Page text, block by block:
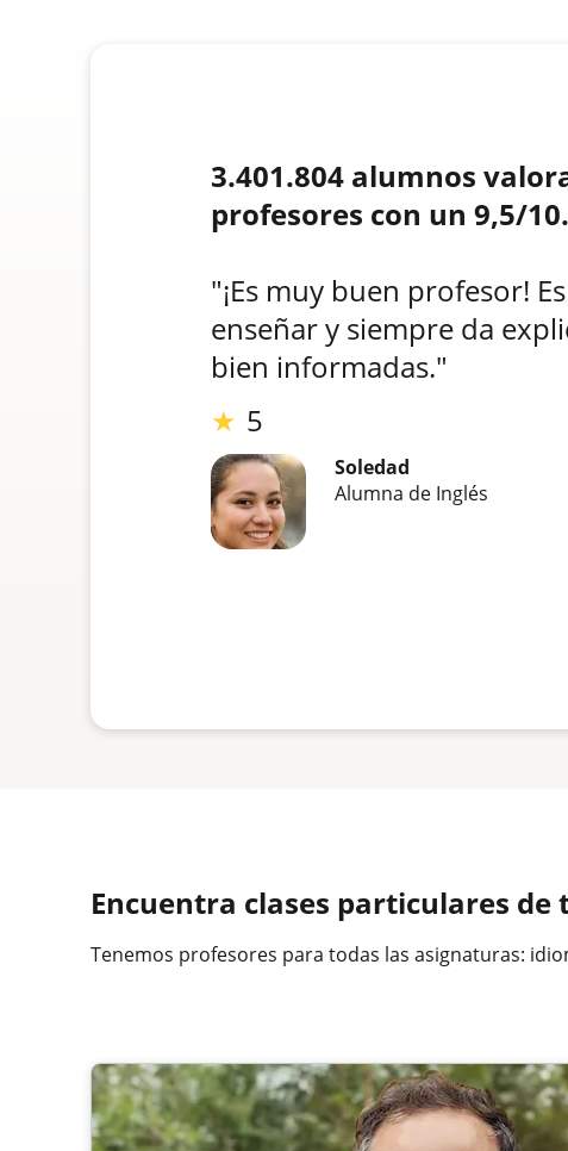
3.401.804 alumnos
profesores con un 9,5/10.
"¡Es muy buen profesor!
enseñar y siempre da
bien informadas."
★ 5
Soledad
Alumna de Inglés
Encuentra clases particulares de
Tenemos profesores para todas las asignaturas: